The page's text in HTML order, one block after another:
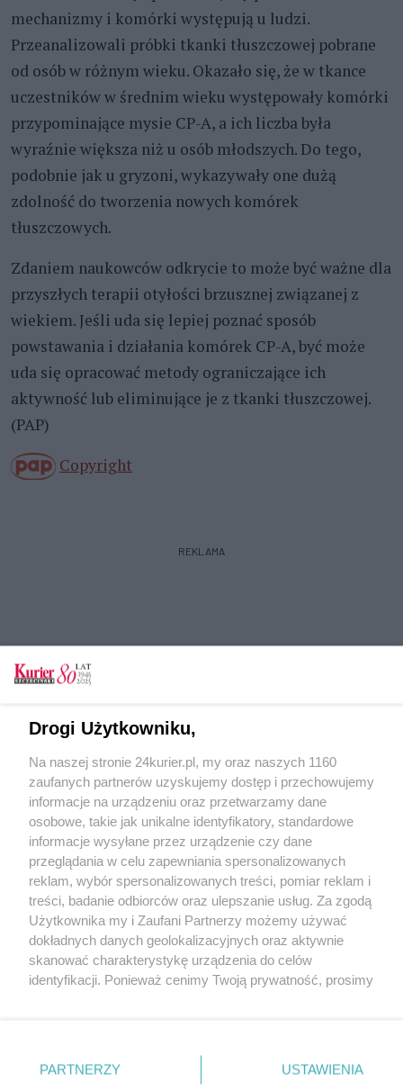
mechanizmy i komórki występują u ludzi.
Przeanalizowali próbki tkanki tłuszczowej pobrane
od osób w różnym wieku. Okazało się, że w tkance
uczestników w średnim wieku występowały komórki
przypominające mysie CP-A, a ich liczba była
wyraźnie większa niż u osób młodszych. Do tego,
podobnie jak u gryzoni, wykazywały one dużą
zdolność do tworzenia nowych komórek
tłuszczowych.
Zdaniem naukowców odkrycie to może być ważne dla
przyszłych terapii otyłości brzusznej związanej z
wiekiem. Jeśli uda się lepiej poznać sposób
powstawania i działania komórek CP-A, być może
uda się opracować metody ograniczające ich
aktywność lub eliminujące je z tkanki tłuszczowej.
(PAP)
Copyright
REKLAMA
Tylko zalogowani użytkownicy mają możliwość
Zaloguj sięZarejestruj
POGODA
26℃
Zobacz prognozę na 3 dni
Copyright © 2022 Kurier Szczeciński sp. z o.o.
Wszelkie prawa zastrzeżone
Drogi Użytkowniku,
Na naszej stronie 24kurier.pl, my oraz naszych 1160
zaufanych partnerów uzyskujemy dostęp i przechowujemy
informacje na urządzeniu oraz przetwarzamy dane
osobowe, takie jak unikalne identyfikatory, standardowe
informacje wysyłane przez urządzenie czy dane
przeglądania w celu zapewniania spersonalizowanych
reklam, wybór spersonalizowanych treści, pomiar reklam i
treści, badanie odbiorców oraz ulepszanie usług. Za zgodą
Użytkownika my i Zaufani Partnerzy możemy używać
dokładnych danych geolokalizacyjnych oraz aktywnie
skanować charakterystykę urządzenia do celów
identyfikacji. Ponieważ cenimy Twoją prywatność, prosimy
prywatności znajdujący się w lewym dolnym rogu strony
. Niektóre rodzaje przetwarzania danych nie wymagają
PARTNERZY USTAWIENIA